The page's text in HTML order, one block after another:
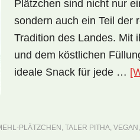
Plätzchen sind nicht nur
sondern auch ein Teil der
Tradition des Landes. Mit
und dem köstlichen
ideale Snack für jede …
PLÄTZCHEN , TALER PITHA, VEGAN ,